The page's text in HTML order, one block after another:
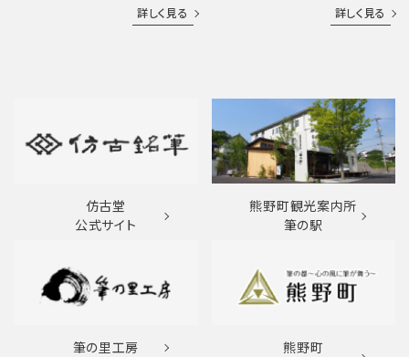
詳しく見る 詳しく見る
仿古堂
公式サイト
熊野町観光案内所
筆の駅
筆の里工房
熊野町